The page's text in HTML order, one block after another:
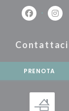
Contattaci
PRENOTA